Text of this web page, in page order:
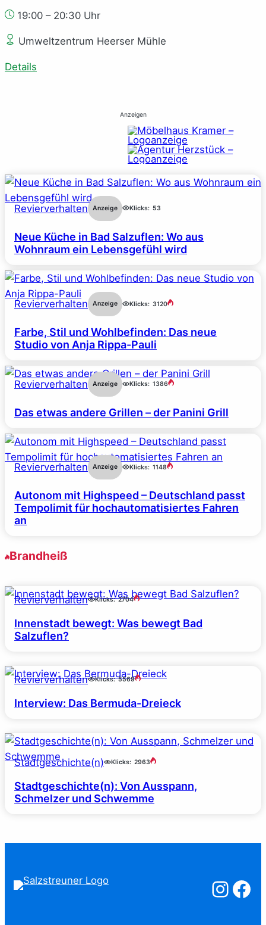
19:00 – 20:30 Uhr
Umweltzentrum Heerser Mühle
Details
Anzeigen
Revierverhalten Anzeige Klicks: 53
Neue Küche in Bad Salzuflen: Wo aus
Wohnraum ein Lebensgefühl wird
Revierverhalten Anzeige Klicks: 3120
Farbe, Stil und Wohlbefinden: Das neue
Studio von Anja Rippa-Pauli
Revierverhalten Anzeige Klicks: 1386
Das etwas andere Grillen – der Panini Grill
Revierverhalten Anzeige Klicks: 1148
Autonom mit Highspeed – Deutschland passt
Tempolimit für hochautomatisiertes Fahren
an
Brandheiß
Revierverhalten Klicks: 2704
Innenstadt bewegt: Was bewegt Bad
Salzuflen?
Revierverhalten Klicks: 5569
Interview: Das Bermuda-Dreieck
Stadtgeschichte(n) Klicks: 2963
Stadtgeschichte(n): Von Ausspann,
Schmelzer und Schwemme
Salzstreuner